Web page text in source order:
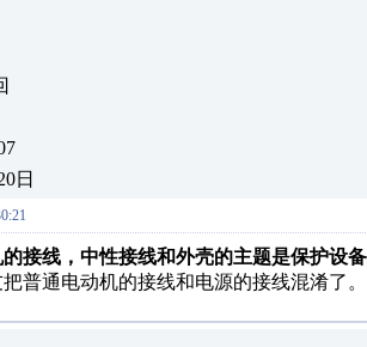
日
接线，中性接线和外壳的主题是保护设
普通电动机的接线和电源的接线混淆了。